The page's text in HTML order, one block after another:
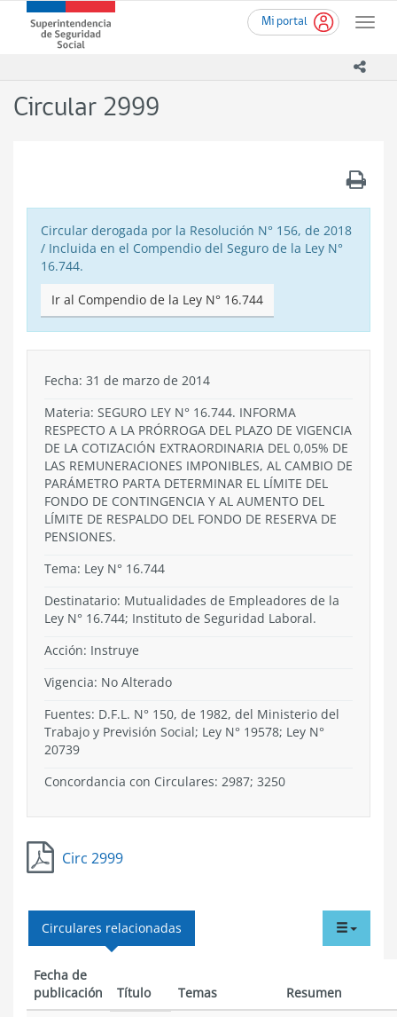
contenido
Mi portal
Toggle
Superintendencia
de
-
Circular 2999
Circular derogada por la Resolución N° 156, de 2018
/ Incluida en el Compendio del Seguro de la Ley N°
16.744.
Ir al Compendio de la Ley N° 16.744
Fecha: 31 de marzo de 2014
Materia: SEGURO LEY N° 16.744. INFORMA
RESPECTO A LA PRÓRROGA DEL PLAZO DE VIGENCIA
DE LA COTIZACIÓN EXTRAORDINARIA DEL 0,05% DE
LAS REMUNERACIONES IMPONIBLES, AL CAMBIO DE
PARÁMETRO PARTA DETERMINAR EL LÍMITE DEL
FONDO DE CONTINGENCIA Y AL AUMENTO DEL
LÍMITE DE RESPALDO DEL FONDO DE RESERVA DE
PENSIONES.
Tema: Ley N° 16.744
Destinatario: Mutualidades de Empleadores de la
Ley N° 16.744; Instituto de Seguridad Laboral.
Acción: Instruye
Vigencia: No Alterado
Fuentes: D.F.L. N° 150, de 1982, del Ministerio del
Trabajo y Previsión Social; Ley N° 19578; Ley N°
20739
Concordancia con Circulares: 2987; 3250
Circ 2999
menu
Circulares relacionadas
Fecha de
publicación
Título Temas
Resumen